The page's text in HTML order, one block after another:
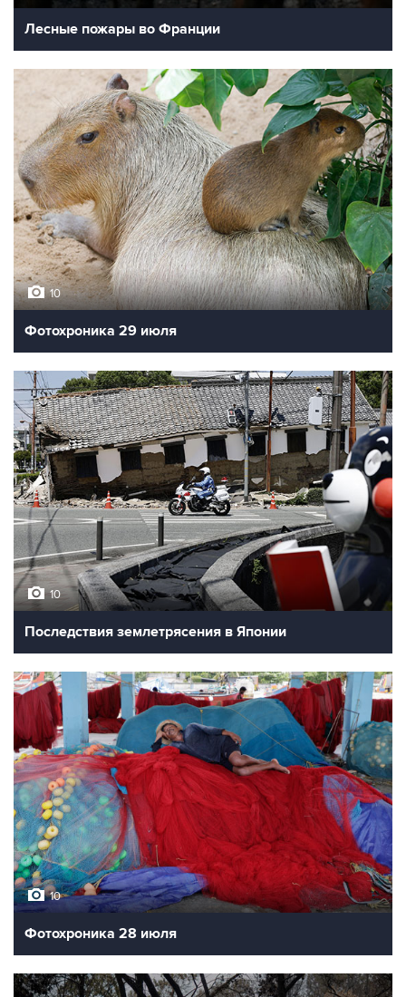
Лесные пожары во Франции
10
Фотохроника 29 июля
10
Последствия землетрясения в Японии
10
Фотохроника 28 июля